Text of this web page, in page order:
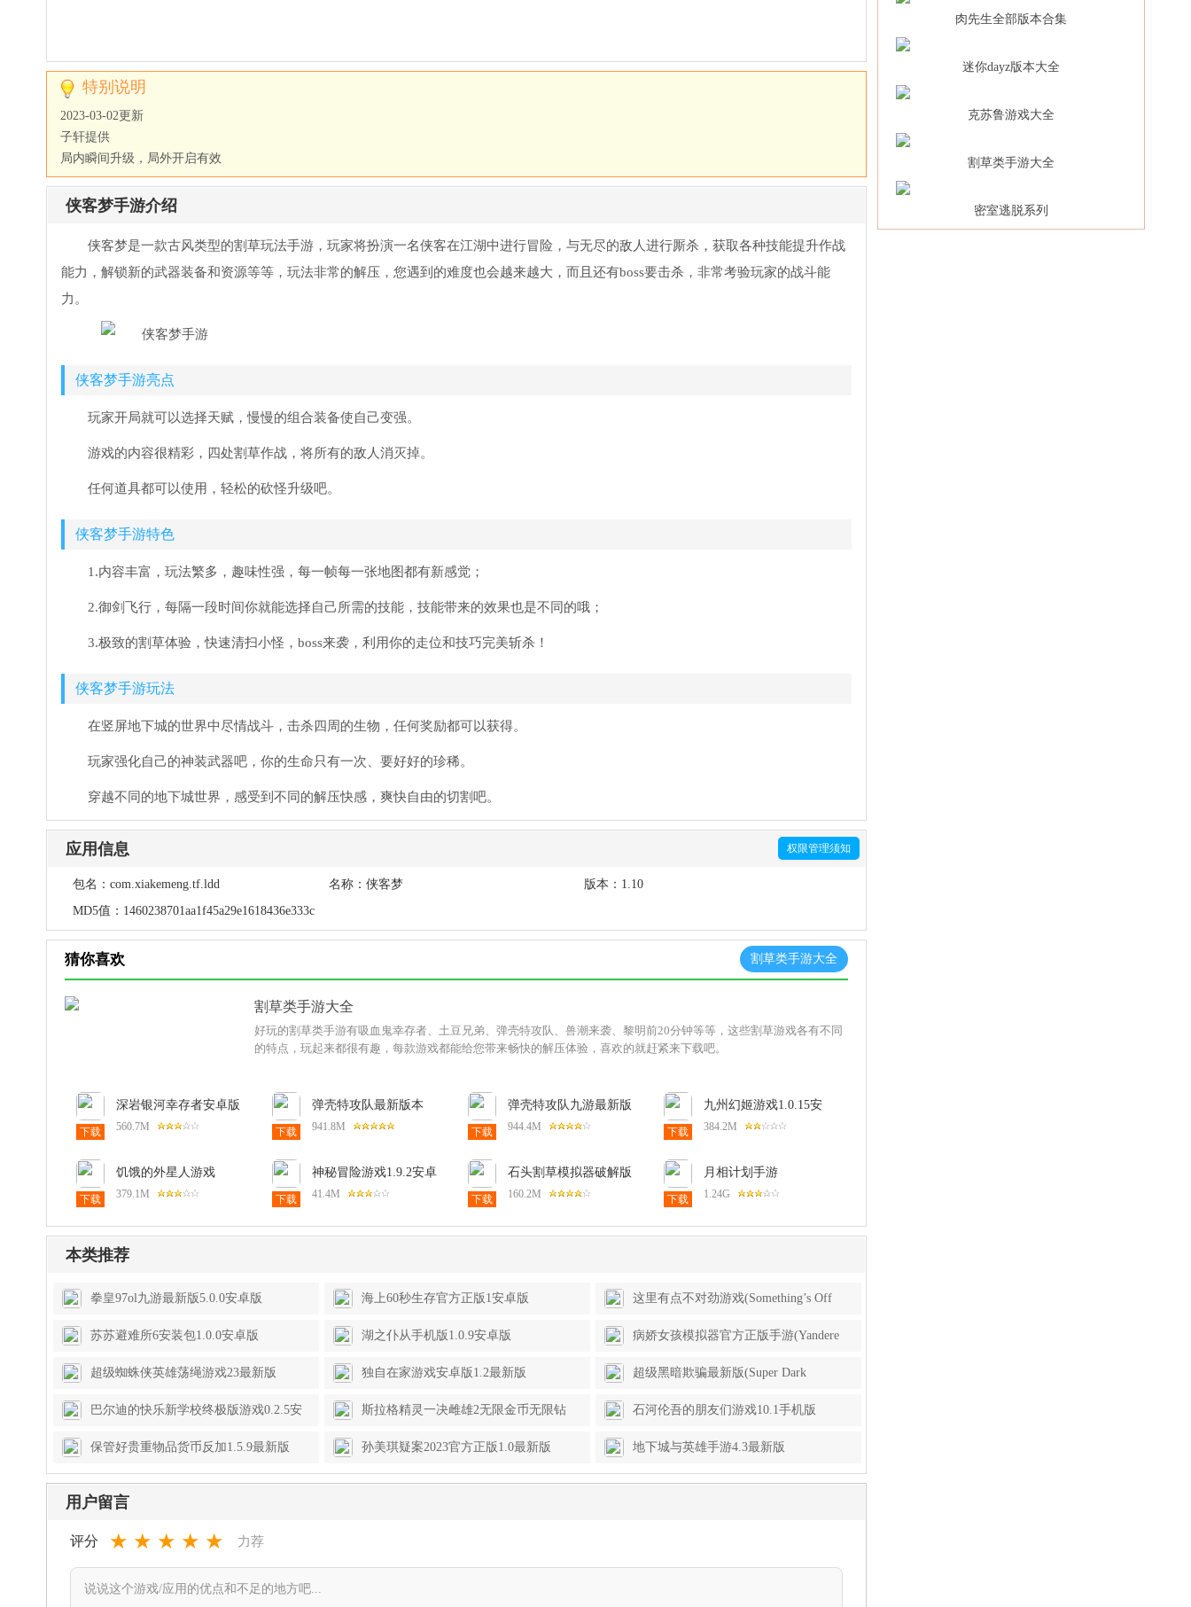
2023-03-02更新
子轩提供
局内瞬间升级，局外开启有效
特别说明
侠客梦手游介绍
侠客梦是一款古风类型的割草玩法手游，玩家将扮演一名侠客在江湖中进行冒险，与无尽的敌人进行厮杀，获取各种技能提升作战
能力，解锁新的武器装备和资源等等，玩法非常的解压，您遇到的难度也会越来越大，而且还有boss要击杀，非常考验玩家的战斗能
力。
侠客梦手游亮点
玩家开局就可以选择天赋，慢慢的组合装备使自己变强。
游戏的内容很精彩，四处割草作战，将所有的敌人消灭掉。
任何道具都可以使用，轻松的砍怪升级吧。
侠客梦手游特色
1.内容丰富，玩法繁多，趣味性强，每一帧每一张地图都有新感觉；
2.御剑飞行，每隔一段时间你就能选择自己所需的技能，技能带来的效果也是不同的哦；
3.极致的割草体验，快速清扫小怪，boss来袭，利用你的走位和技巧完美斩杀！
侠客梦手游玩法
在竖屏地下城的世界中尽情战斗，击杀四周的生物，任何奖励都可以获得。
玩家强化自己的神装武器吧，你的生命只有一次、要好好的珍稀。
穿越不同的地下城世界，感受到不同的解压快感，爽快自由的切割吧。
应用信息 权限管理须知
包名： com.xiakemeng.tf.ldd 名称： 侠客梦 版本： 1.10
MD5值： 1460238701aa1f45a29e1618436e333c
猜你喜欢 割草类手游大全
割草类手游大全
好玩的割草类手游有吸血鬼幸存者、土豆兄弟、弹壳特攻队、兽潮来袭、黎明前20分钟等等，这些割草游戏各有不同
的特点，玩起来都很有趣，每款游戏都能给您带来畅快的解压体验，喜欢的就赶紧来下载吧。
下载
深岩银河幸存者安卓版
(DRG Survivor)1.2.3最
新版
560.7M 下载
弹壳特攻队最新版本
4.9.0安卓版
941.8M 下载
弹壳特攻队九游最新版
4.9.0安卓版
944.4M 下载
九州幻姬游戏1.0.15安
卓版
384.2M
下载
饥饿的外星人游戏
(HungryAliens)1552安
卓版
379.1M 下载
神秘冒险游戏1.9.2安卓
版
41.4M 下载
石头割草模拟器破解版
1.70.1安卓版
160.2M 下载
月相计划手游
2.107326.107326安卓版
1.24G
本类推荐
拳皇97ol九游最新版5.0.0安卓版 海上60秒生存官方正版1安卓版 这里有点不对劲游戏(Something’s Off
Here)1.8安卓版
苏苏避难所6安装包1.0.0安卓版 湖之仆从手机版1.0.9安卓版 病娇女孩模拟器官方正版手游(Yandere
Horror Game)1.4.6安卓版
超级蜘蛛侠英雄荡绳游戏23最新版 独自在家游戏安卓版1.2最新版 超级黑暗欺骗最新版(Super Dark
Deception)2.1.2安卓版
巴尔迪的快乐新学校终极版游戏0.2.5安
卓版
斯拉格精灵一决雌雄2无限金币无限钻
石(Slug it Out 2)6.4.1最新版
石河伦吾的朋友们游戏10.1手机版
保管好贵重物品货币反加1.5.9最新版 孙美琪疑案2023官方正版1.0最新版 地下城与英雄手游4.3最新版
用户留言
评分 ★ ★ ★ ★ ★ 力荐
肉先生全部版本合集
迷你dayz版本大全
克苏鲁游戏大全
割草类手游大全
密室逃脱系列